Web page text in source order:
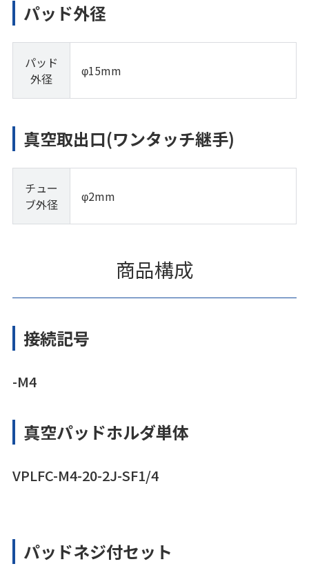
パッド外径
パッド
外径
φ15mm
真空取出口(ワンタッチ継手)
チュー
ブ外径
φ2mm
商品構成
接続記号
-M4
真空パッドホルダ単体
VPLFC-M4-20-2J-SF1/4
パッドネジ付セット